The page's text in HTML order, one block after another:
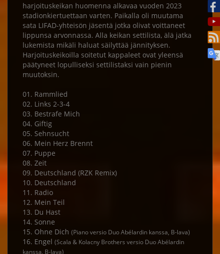
harjoituskeikan huomenna alkavaa vuoden 2023
stadionkiertuettaan varten. Paikalla oli muutama
sata LIFAD-yhteisön jäsentä jotka olivat voittaneet
lippunsa arvonnassa. Alla keikan settilista, älä jatka
lukemista mikäli haluat säilyttää jännityksen.
Harjoituskeikoilla soitetut kappaleet ovat yleensä
päätyneet lopulliseksi settilistaksi vain pienin
muutoksin.
01. Rammlied
02. Links 2-3-4
03. Bestrafe Mich
04. Giftig
05. Sehnsucht
06. Mein Herz Brennt
07. Puppe
08. Zeit
09. Deutschland (RZK Remix)
10. Deutschland
11. Radio
12. Mein Teil
13. Du Hast
14. Sonne
15. Ohne Dich (Piano versio Duo Abélardin kanssa, B-lava)
16. Engel (Scala & Kolacny Brothers versio Duo Abélardin
kanssa, B-lava)